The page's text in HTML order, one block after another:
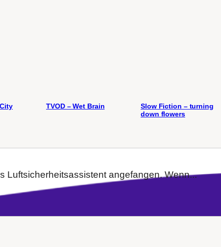
TVOD – Wet Brain
Slow Fiction – turning
down flowers
Luftsicherheitsassistent angefangen. Wenn...